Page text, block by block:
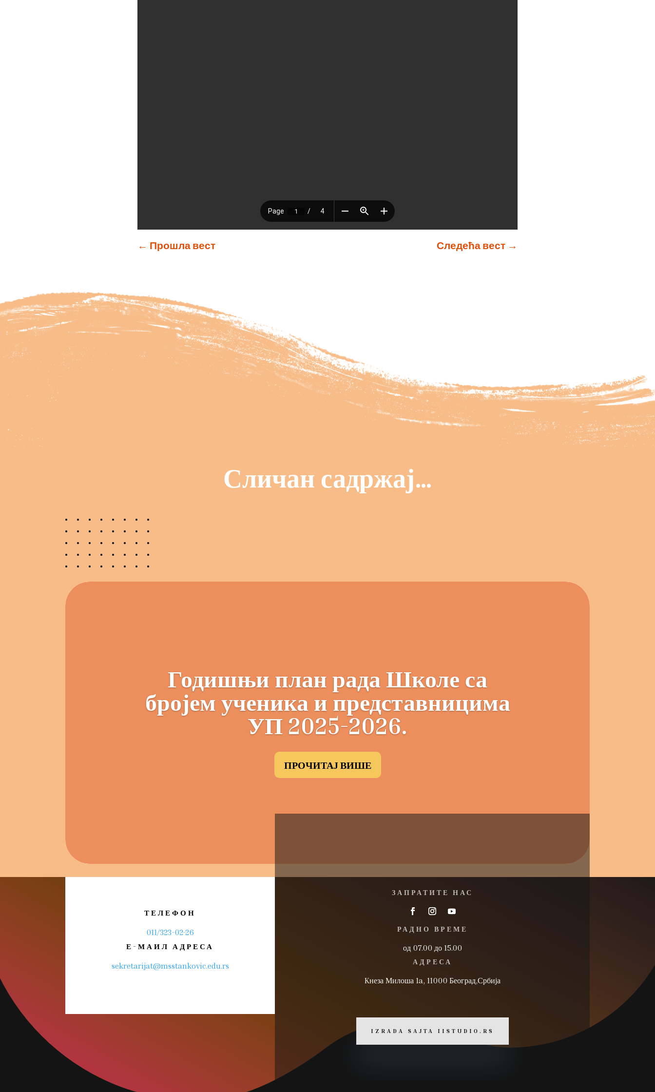
← Прошла вест Следећа вест →
Сличан садржај…
Годишњи план рада Школе са
бројем ученика и представницима
УП 2025-2026.
ПРОЧИТАЈ ВИШЕ
ТЕЛЕФОН
011/323-02-26
Е-МАИЛ АДРЕСА
sekretarijat@msstankovic.edu.rs
ЗАПРАТИТЕ НАС
РАДНО ВРЕМЕ
од 07.00 до 15.00
АДРЕСА
Kнеза Милоша 1a, 11000 Београд,Србија
IZRADA SAJTA IISTUDIO.RS